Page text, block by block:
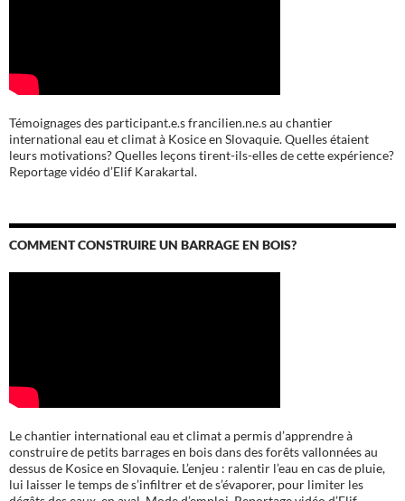
Témoignages des participant.e.s francilien.ne.s au chantier
international eau et climat à Kosice en Slovaquie. Quelles étaient
leurs motivations? Quelles leçons tirent-ils-elles de cette expérience?
Reportage vidéo d’Elif Karakartal.
COMMENT CONSTRUIRE UN BARRAGE EN BOIS?
Le chantier international eau et climat a permis d’apprendre à
construire de petits barrages en bois dans des forêts vallonnées au
dessus de Kosice en Slovaquie. L’enjeu : ralentir l’eau en cas de pluie,
lui laisser le temps de s’infiltrer et de s’évaporer, pour limiter les